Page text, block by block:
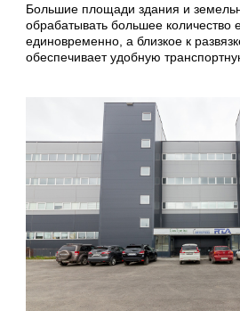
Большие площади здания и
обрабатывать большее количество
единовременно, а близкое к
обеспечивает удобную